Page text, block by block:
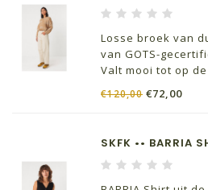
Losse broek van
van GOTS-
Valt mooi tot op
€120,00 €72,00
SKFK •• BARRIA